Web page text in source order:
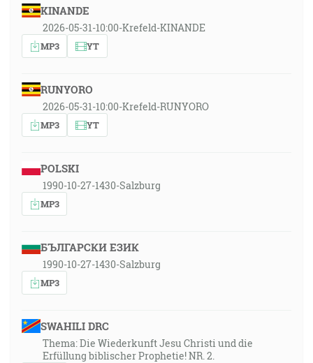
KINANDE
2026-05-31-10:00-Krefeld-KINANDE
MP3 YT
RUNYORO
2026-05-31-10:00-Krefeld-RUNYORO
MP3 YT
POLSKI
1990-10-27-1430-Salzburg
MP3
БЪЛГАРСКИ ЕЗИК
1990-10-27-1430-Salzburg
MP3
SWAHILI DRC
Thema: Die Wiederkunft Jesu Christi und die
Erfüllung biblischer Prophetie! NR. 2.